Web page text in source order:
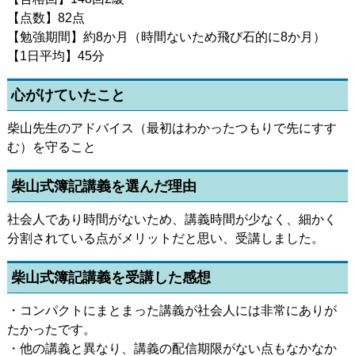
【点数】82点
【勉強期間】約8か月（時間ないため飛び石的に8か月）
【1日平均】45分
心がけていたこと
柴山先生のアドバイス（最初はわかったつもりで先にすす
む）を守ること
柴山式簿記講義を選んだ理由
社会人であり時間がないため、講義時間が少なく、細かく
分割されている点がメリットだと思い、受講しました。
柴山式簿記講義を受講した感想
・コンパクトにまとまった講義が社会人には非常にありが
たかったです。
・他の講義と異なり、講義の配信期限がない点もなかなか